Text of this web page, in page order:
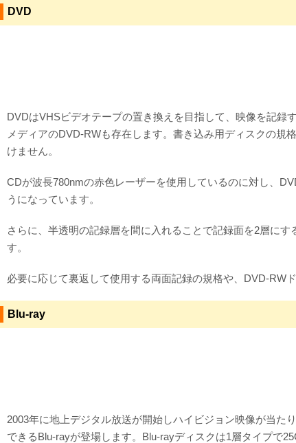
DVD
DVDはVHSビデオテープの置き換えを目指して、映像を記
メディアのDVD-RWも存在します。書き込み用ディスクの
けません。
CDが波長780nmの赤色レーザーを使用しているのに対し、
うになっています。
さらに、半透明の記録層を間に入れることで記録面を2層に
す。
必要に応じて裏返して使用する両面記録の規格や、DVD-RW
Blu-ray
2003年に地上デジタル放送が開始しハイビジョン映像が当
できるBlu-rayが登場します。Blu-rayディスクは1層タイプで